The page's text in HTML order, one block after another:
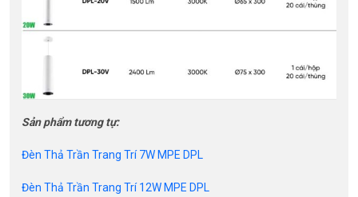
Sản phẩm tương tự:
Đèn Thả Trần Trang Trí 7W MPE DPL
Đèn Thả Trần Trang Trí 12W MPE DPL